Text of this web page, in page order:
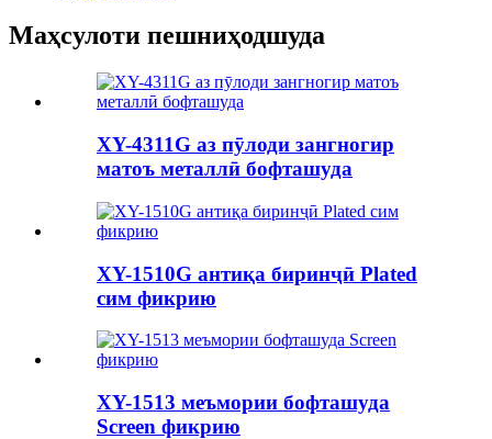
Маҳсулоти пешниҳодшуда
XY-4311G аз пӯлоди зангногир
матоъ металлӣ бофташуда
XY-1510G антиқа биринҷӣ Plated
сим фикрию
XY-1513 меъмории бофташуда
Screen фикрию